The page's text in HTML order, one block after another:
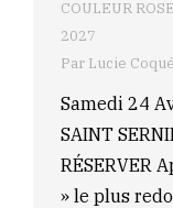
COULEUR
2027
Par Lucie Coqué
Samedi 24
SAINT
RÉSERVER
» le plus